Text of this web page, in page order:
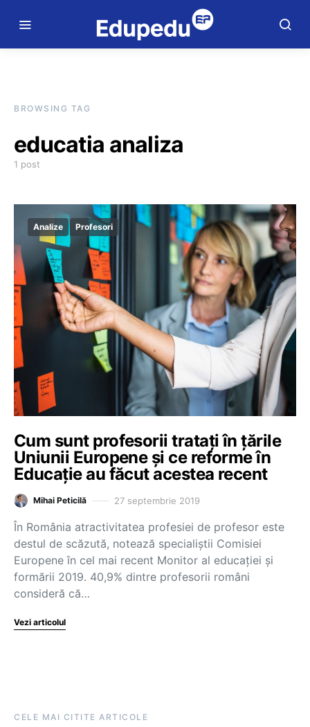
BROWSING TAG
educatia analiza
1 post
Analize Profesori
Cum sunt profesorii tratați în țările
Uniunii Europene și ce reforme în
Educație au făcut acestea recent
Mihai Peticilă 27 septembrie 2019
În România atractivitatea profesiei de profesor este
destul de scăzută, notează specialiștii Comisiei
Europene în cel mai recent Monitor al educației și
formării 2019. 40,9% dintre profesorii români
consideră că…
Vezi articolul
CELE MAI CITITE ARTICOLE